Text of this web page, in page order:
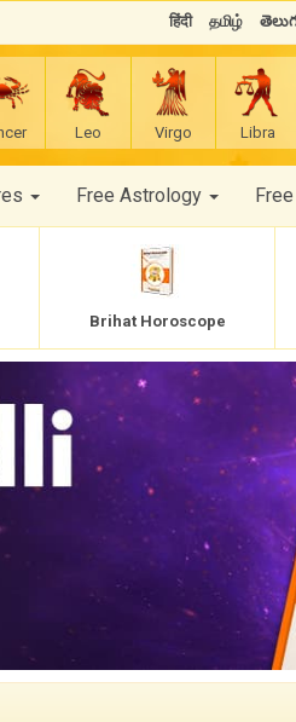
हिंदी தமிழ்
Leo Virgo Libra
Free Astrology
Brihat Horoscope